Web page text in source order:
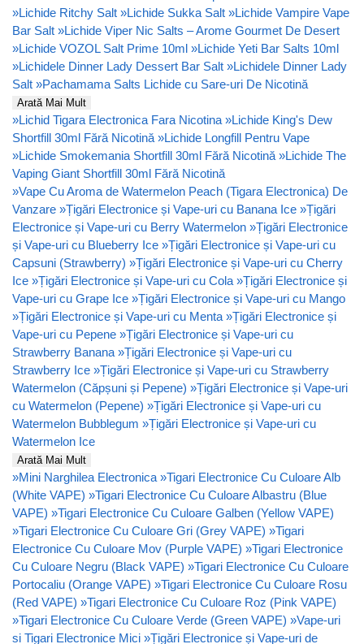
»Lichide Ritchy Salt »Lichide Sukka Salt »Lichide Vampire Vape
Bar Salt »Lichide Viper Nic Salts – Arome Gourmet De Desert
»Lichide VOZOL Salt Prime 10ml »Lichide Yeti Bar Salts 10ml
»Lichidele Dinner Lady Dessert Bar Salt »Lichidele Dinner Lady
Salt »Pachamama Salts Lichide cu Sare-uri De Nicotină
Arată Mai Mult
»Lichid Tigara Electronica Fara Nicotina »Lichide King's Dew
Shortfill 30ml Fără Nicotină »Lichide Longfill Pentru Vape
»Lichide Smokemania Shortfill 30ml Fără Nicotină »Lichide The
Vaping Giant Shortfill 30ml Fără Nicotină
»Vape Cu Aroma de Watermelon Peach (Tigara Electronica) De
Vanzare »Țigări Electronice și Vape-uri cu Banana Ice »Țigări
Electronice și Vape-uri cu Berry Watermelon »Țigări Electronice
și Vape-uri cu Blueberry Ice »Țigări Electronice și Vape-uri cu
Capsuni (Strawberry) »Țigări Electronice și Vape-uri cu Cherry
Ice »Țigări Electronice și Vape-uri cu Cola »Țigări Electronice și
Vape-uri cu Grape Ice »Țigări Electronice și Vape-uri cu Mango
»Țigări Electronice și Vape-uri cu Menta »Țigări Electronice și
Vape-uri cu Pepene »Țigări Electronice și Vape-uri cu
Strawberry Banana »Țigări Electronice și Vape-uri cu
Strawberry Ice »Țigări Electronice și Vape-uri cu Strawberry
Watermelon (Căpșuni și Pepene) »Țigări Electronice și Vape-uri
cu Watermelon (Pepene) »Țigări Electronice și Vape-uri cu
Watermelon Bubblegum »Țigări Electronice și Vape-uri cu
Watermelon Ice
Arată Mai Mult
»Mini Narghilea Electronica »Tigari Electronice Cu Culoare Alb
(White VAPE) »Tigari Electronice Cu Culoare Albastru (Blue
VAPE) »Tigari Electronice Cu Culoare Galben (Yellow VAPE)
»Tigari Electronice Cu Culoare Gri (Grey VAPE) »Tigari
Electronice Cu Culoare Mov (Purple VAPE) »Tigari Electronice
Cu Culoare Negru (Black VAPE) »Tigari Electronice Cu Culoare
Portocaliu (Orange VAPE) »Tigari Electronice Cu Culoare Rosu
(Red VAPE) »Tigari Electronice Cu Culoare Roz (Pink VAPE)
»Tigari Electronice Cu Culoare Verde (Green VAPE) »Vape-uri
si Tigari Electronice Mici »Țigări Electronice și Vape-uri de